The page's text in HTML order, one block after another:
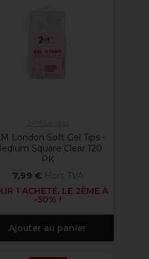
London Soft Gel Tips -
Square Clear 120
PK
7,99 € Hors TVA
1 ACHETÉ, LE 2ÈME À
-50% !
Ajouter au panier